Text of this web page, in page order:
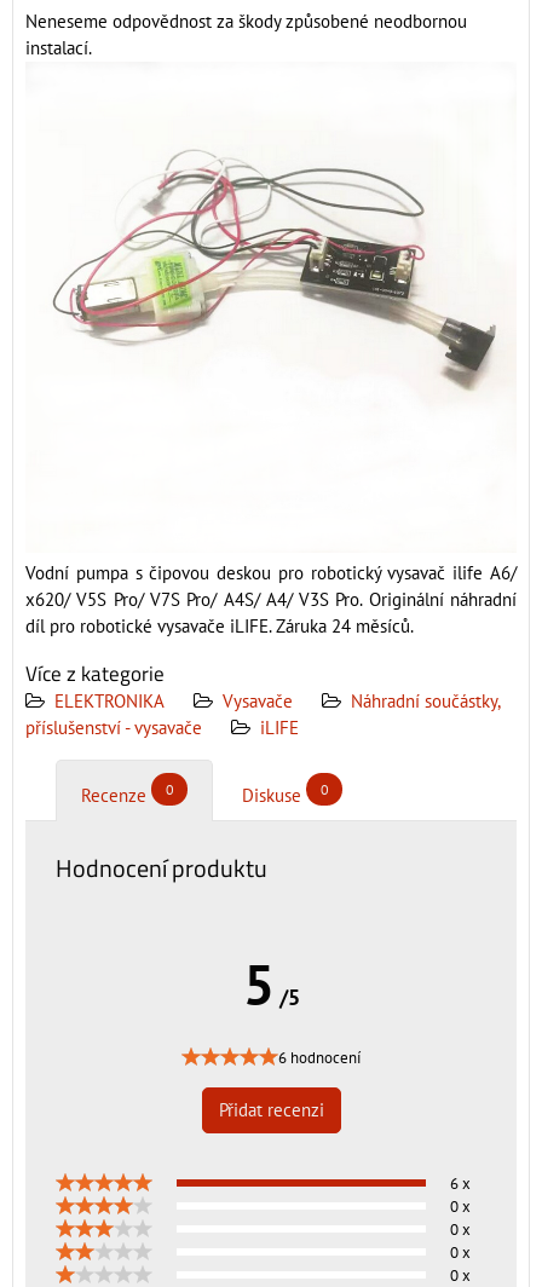
Neneseme odpovědnost za škody způsobené neodbornou
instalací.
Vodní pumpa s čipovou deskou pro robotický vysavač ilife A6/
x620/ V5S Pro/ V7S Pro/ A4S/ A4/ V3S Pro. Originální náhradní
díl pro robotické vysavače iLIFE. Záruka 24 měsíců.
Více z kategorie
ELEKTRONIKA Vysavače
Náhradní součástky,
příslušenství - vysavače
iLIFE
Recenze 0 Diskuse 0
Hodnocení produktu
5 /5
6 hodnocení
Přidat recenzi
6 x
0 x
0 x
0 x
0 x